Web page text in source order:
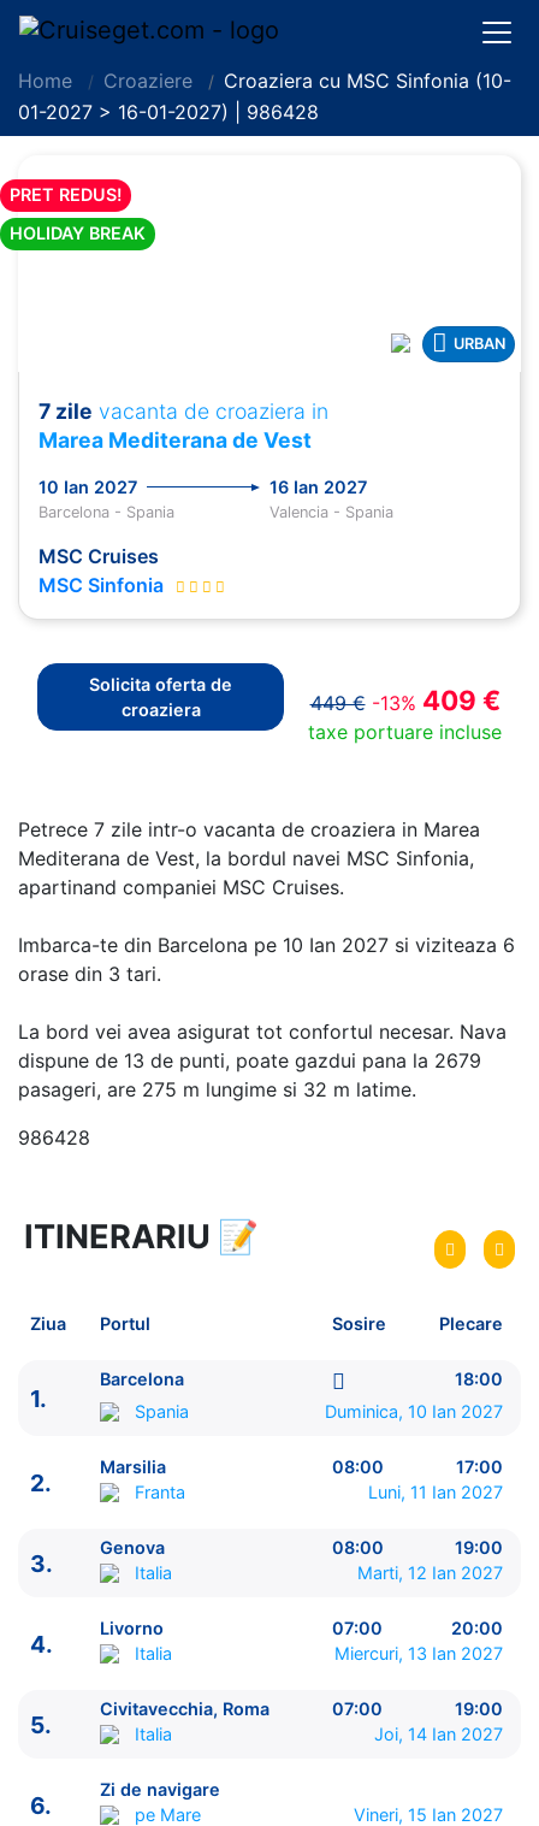
Home Croaziere
Croaziera cu MSC Sinfonia (10-
01-2027 > 16-01-2027) | 986428
PRET REDUS!
HOLIDAY BREAK
URBAN
7 zile vacanta de croaziera in
Marea Mediterana de Vest
10 Ian 2027 16 Ian 2027
Barcelona - Spania Valencia - Spania
MSC Cruises
MSC Sinfonia
Solicita oferta de
croaziera
449 € -13% 409 €
taxe portuare incluse
Petrece 7 zile intr-o vacanta de croaziera in Marea
Mediterana de Vest, la bordul navei MSC Sinfonia,
apartinand companiei MSC Cruises.
Imbarca-te din Barcelona pe 10 Ian 2027 si viziteaza 6
orase din 3 tari.
La bord vei avea asigurat tot confortul necesar. Nava
dispune de 13 de punti, poate gazdui pana la 2679
pasageri, are 275 m lungime si 32 m latime.
986428
7 zile vacanta de croaziera in
Marea Mediterana de Vest -
Plecare pe 10 Ian 2027 din Barcelona, Spania
MSC Cruises
ITINERARIU
Ziua | Portul | Sosire - Plecare
1.
Barcelona Spania
Marsilia Franta
4.
Livorno Italia
07:00 - 20:00
Zi de navigare pe Mare
7.
Valencia Spania
ITINERARIU 📝
Ziua Portul Sosire Plecare
1.
Barcelona
18:00
Spania
Duminica, 10 Ian 2027
2.
Marsilia 08:00
17:00
Franta
Luni, 11 Ian 2027
3.
Genova 08:00
19:00
Italia
Marti, 12 Ian 2027
4.
Livorno 07:00
20:00
Italia
Miercuri, 13 Ian 2027
5.
Civitavecchia, Roma 07:00
19:00
Italia
Joi, 14 Ian 2027
6.
Zi de navigare
pe Mare
Vineri, 15 Ian 2027